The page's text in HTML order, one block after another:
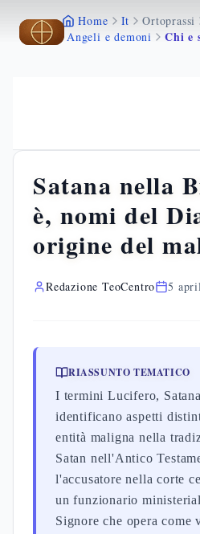
Vai al contenuto principale
Home It Ortoprassi
Angeli e demoni
Satana nella
è, nomi del
origine del
Redazione TeoCentro 5
RIASSUNTO TEMATICO
I termini Lucifero,
identificano aspetti
entità maligna nella
Satan nell'Antico
l'accusatore nella corte
un funzionario
Signore che opera come
Vai al contenuto principale
Vai al contenuto principale